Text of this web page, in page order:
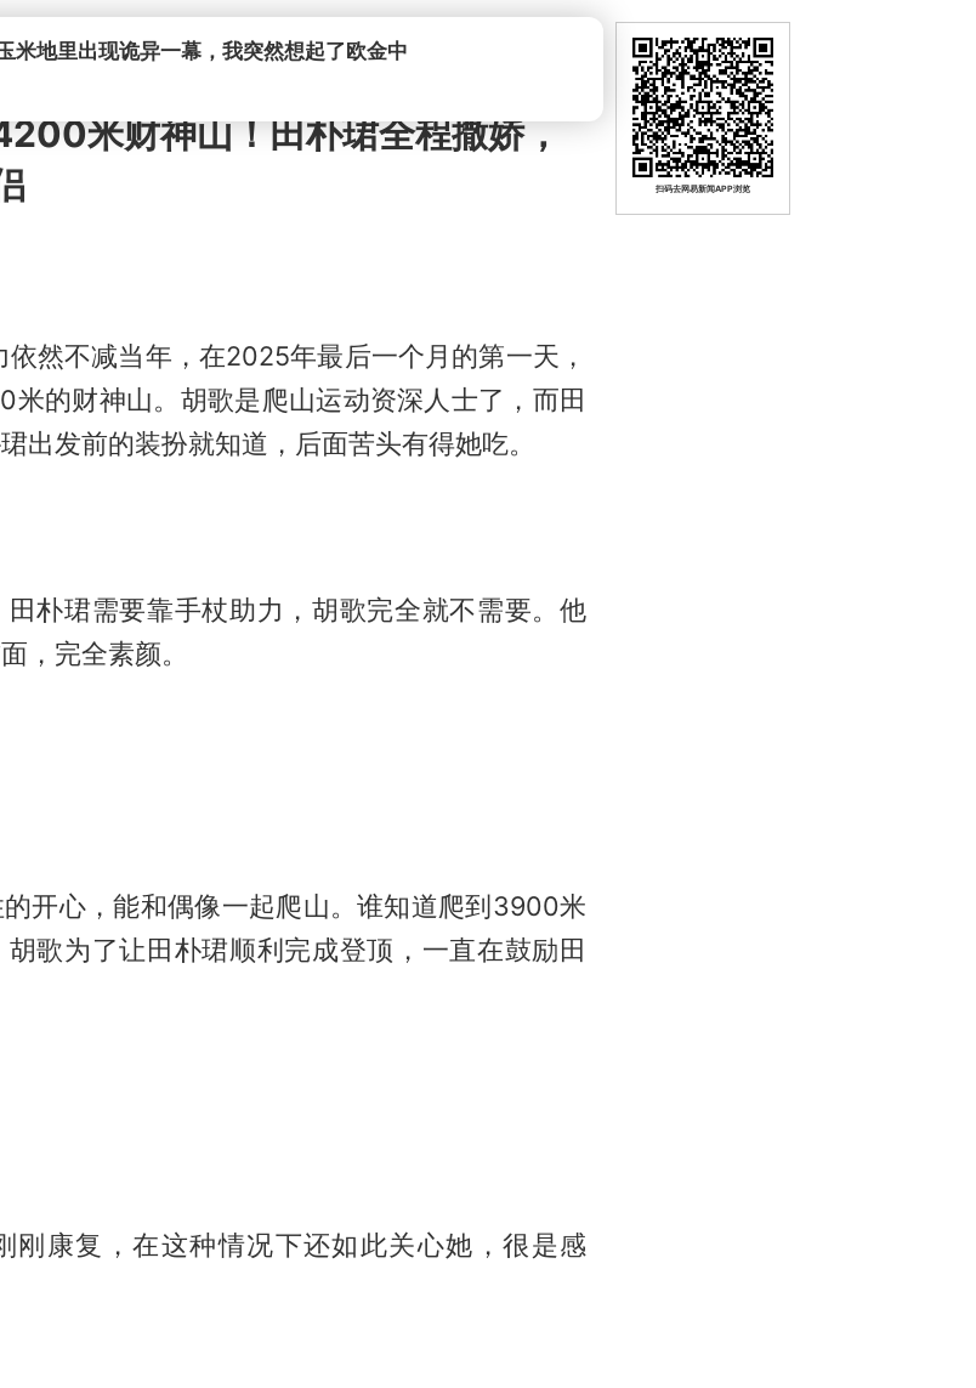
米财神山！田朴珺全程撒娇，
然不减当年，在2025年最后一个月的第一天，
米的财神山。胡歌是爬山运动资深人士了，而田
出发前的装扮就知道，后面苦头有得她吃。
朴珺需要靠手杖助力，胡歌完全就不需要。他
，完全素颜。
开心，能和偶像一起爬山。谁知道爬到3900米
歌为了让田朴珺顺利完成登顶，一直在鼓励田
刚康复，在这种情况下还如此关心她，很是感
扫码去网易新闻APP浏览